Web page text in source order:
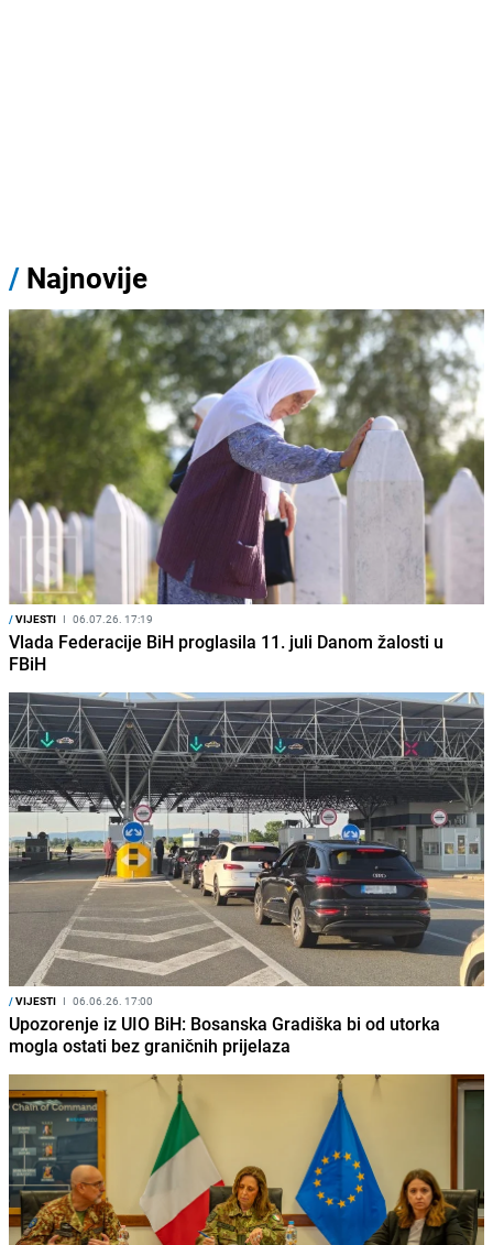
/ Najnovije
/VIJESTI I 06.07.26. 17:19
Vlada Federacije BiH proglasila 11. juli Danom žalosti u
FBiH
/VIJESTI I 06.06.26. 17:00
Upozorenje iz UIO BiH: Bosanska Gradiška bi od utorka
mogla ostati bez graničnih prijelaza